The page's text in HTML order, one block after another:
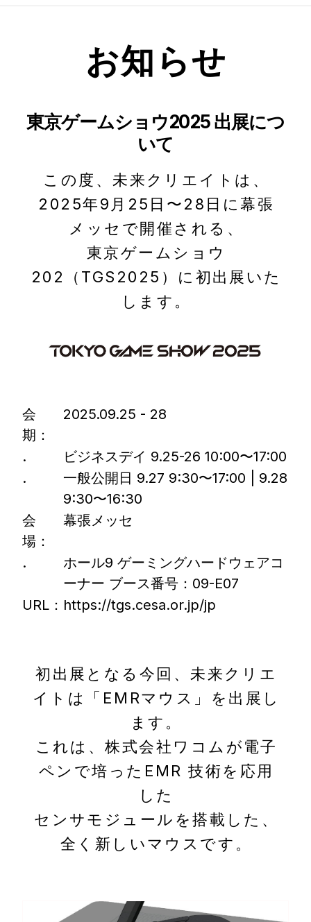
お知らせ
東京ゲームショウ2025 出展につ
いて
この度、未来クリエイトは、
2025年9⽉25⽇〜28⽇に幕張
メッセで開催される、
東京ゲームショウ
202（TGS2025）に初出展いた
します。
会
期：
2025.09.25 - 28
.
ビジネスデイ 9.25-26 10:00〜17:00
.
⼀般公開⽇ 9.27 9:30〜17:00 | 9.28
9:30〜16:30
会
場：
幕張メッセ
.
ホール9 ゲーミングハードウェアコ
ーナー ブース番号：09-E07
URL： https://tgs.cesa.or.jp/jp
初出展となる今回、未来クリエ
イトは「EMRマウス」を出展し
ます。
これは、株式会社ワコムが電⼦
ペンで培ったEMR 技術を応⽤
した
センサモジュールを搭載した、
全く新しいマウスです。